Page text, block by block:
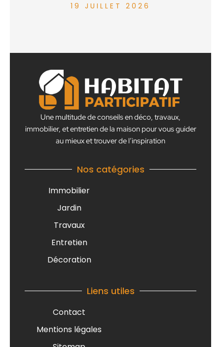
19 JUILLET 2026
Une multitude de conseils en déco, travaux,
immobilier, et entretien de la maison pour vous guider
au mieux et trouver de l’inspiration
Nos catégories
Immobilier
Jardin
Travaux
Entretien
Décoration
Liens utiles
Contact
Mentions légales